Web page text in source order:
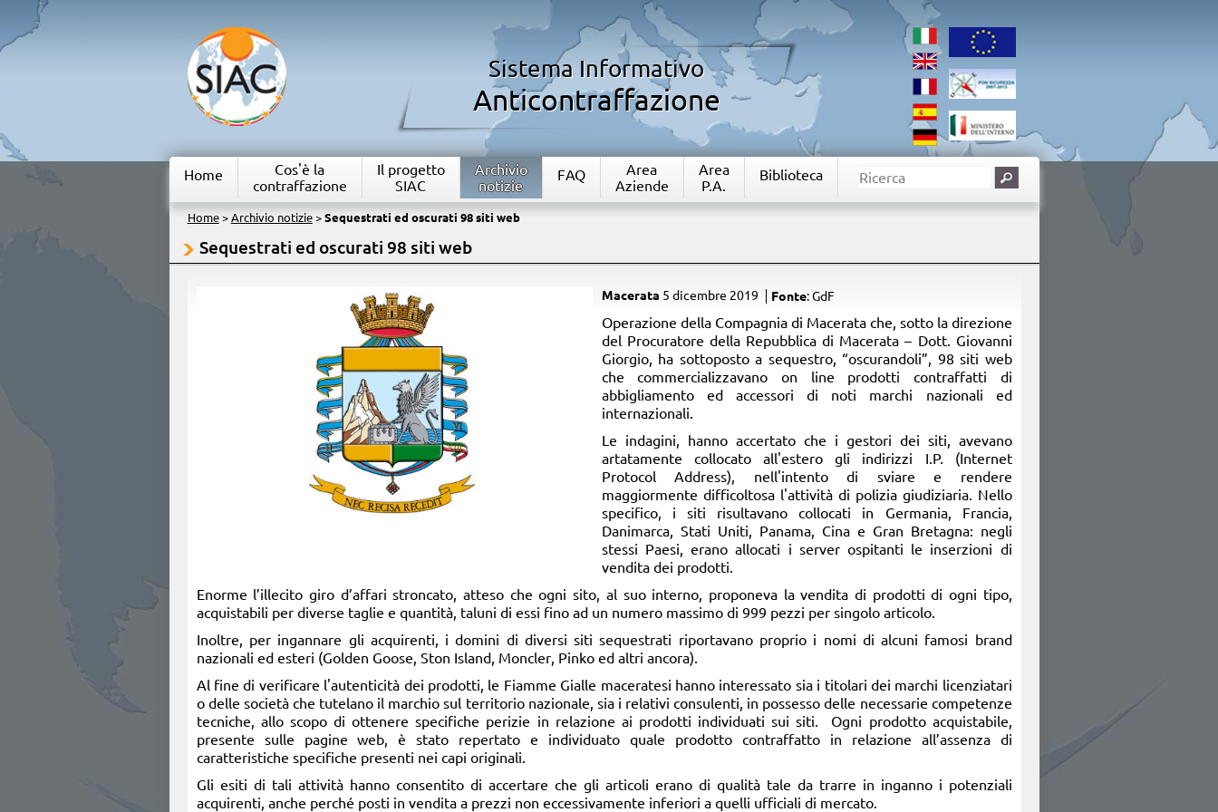
Sistema Informativo
Anticontraffazione
Home
Cos'è la
contraffazione
Il progetto
SIAC
Archivio
notizie
FAQ
Area
Aziende
Area
P.A.
Biblioteca
Home> Archivio notizie> Sequestrati ed oscurati 98 siti web
Sequestrati ed oscurati 98 siti web
Macerata 5 dicembre 2019 Fonte: GdF
​Operazione della Compagnia di Macerata che, sotto la direzione
del Procuratore della Repubblica di Macerata – Dott. Giovanni
Giorgio, ha sottoposto a sequestro, “oscurandoli”, 98 siti web
che commercializzavano on line prodotti contraffatti di
abbigliamento ed accessori di noti marchi nazionali ed
internazionali.
Le indagini, hanno accertato che i gestori dei siti, avevano
artatamente collocato all'estero gli indirizzi I.P. (Internet
Protocol Address), nell'intento di sviare e rendere
maggiormente difficoltosa l'attività di polizia giudiziaria. Nello
specifico, i siti risultavano collocati in Germania, Francia,
Danimarca, Stati Uniti, Panama, Cina e Gran Bretagna: negli
stessi Paesi, erano allocati i server ospitanti le inserzioni di
vendita dei prodotti.
Enorme l’illecito giro d’affari stroncato, atteso che ogni sito, al suo interno, proponeva la vendita di prodotti di ogni tipo,
acquistabili per diverse taglie e quantità, taluni di essi fino ad un numero massimo di 999 pezzi per singolo articolo.
Inoltre, per ingannare gli acquirenti, i domini di diversi siti sequestrati riportavano proprio i nomi di alcuni famosi brand
nazionali ed esteri (Golden Goose, Ston Island, Moncler, Pinko ed altri ancora).
Al fine di verificare l'autenticità dei prodotti, le Fiamme Gialle maceratesi hanno interessato sia i titolari dei marchi licenziatari
o delle società che tutelano il marchio sul territorio nazionale, sia i relativi consulenti, in possesso delle necessarie competenze
tecniche, allo scopo di ottenere specifiche perizie in relazione ai prodotti individuati sui siti. Ogni prodotto acquistabile,
presente sulle pagine web, è stato repertato e individuato quale prodotto contraffatto in relazione all’assenza di
caratteristiche specifiche presenti nei capi originali.
Gli esiti di tali attività hanno consentito di accertare che gli articoli erano di qualità tale da trarre in inganno i potenziali
acquirenti, anche perché posti in vendita a prezzi non eccessivamente inferiori a quelli ufficiali di mercato.